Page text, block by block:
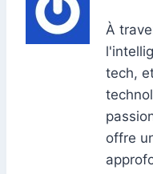
À
tech,
offre